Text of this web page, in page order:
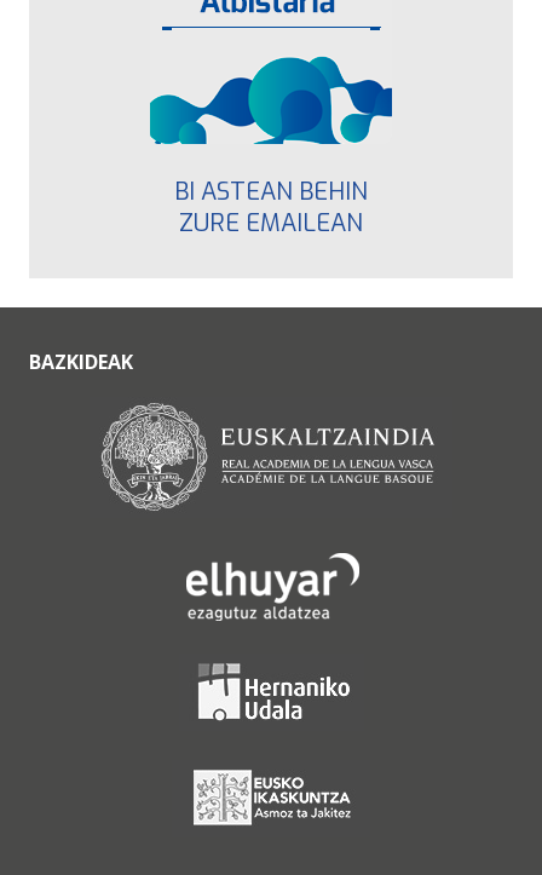
BI ASTEAN BEHIN
ZURE EMAILEAN
BAZKIDEAK